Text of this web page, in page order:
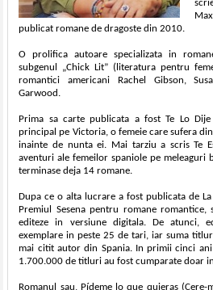
publicat romane de dragoste din 2010.
O prolifica autoare specializata in
subgenul „Chick Lit” (literatura pentru
romantici americani Rachel Gibson,
Garwood.
Prima sa carte publicata a fost Te Lo
principal pe Victoria, o femeie care sufera
inainte de nunta ei. Mai tarziu a scris Te
aventuri ale femeilor spaniole pe meleaguri
terminase deja 14 romane.
Dupa ce o alta lucrare a fost publicata de
Premiul Sesena pentru romane
editeze in versiune digitala. De atunci,
exemplare in peste 25 de tari, iar suma
mai citit autor din Spania. In primii cinci
1.700.000 de titluri au fost cumparate doar
Romanul sau, Pídeme lo que quieras